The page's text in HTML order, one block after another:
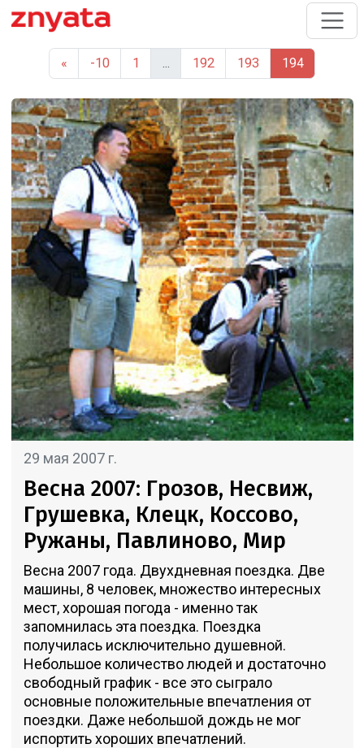
« -10 1 ... 192 193 194
29 мая 2007 г.
Весна 2007: Грозов, Несвиж,
Грушевка, Клецк, Коссово,
Ружаны, Павлиново, Мир
Весна 2007 года. Двухдневная поездка. Две
машины, 8 человек, множество интересных
мест, хорошая погода - именно так
запомнилась эта поездка. Поездка
получилась исключительно душевной.
Небольшое количество людей и достаточно
свободный график - все это сыграло
основные положительные впечатления от
поездки. Даже небольшой дождь не мог
испортить хороших впечатлений.